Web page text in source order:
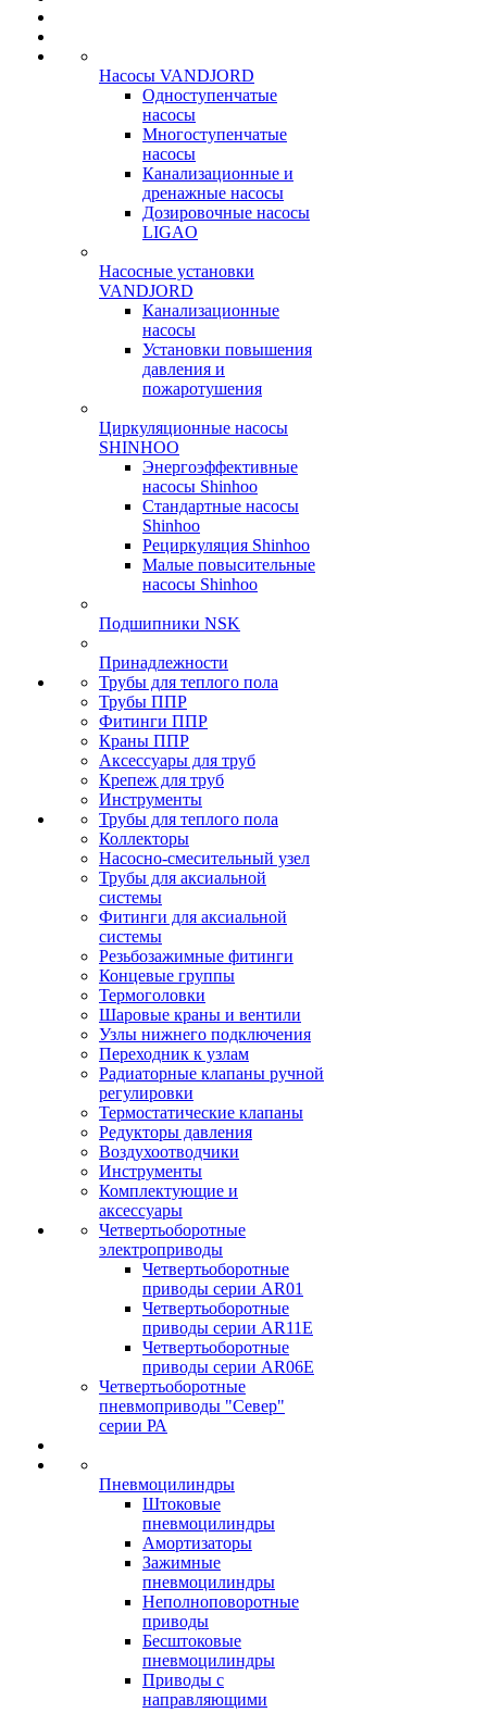
Насосы VANDJORD
Одноступенчатые
насосы
Многоступенчатые
насосы
Канализационные и
дренажные насосы
Дозировочные насосы
LIGAO
Насосные установки
VANDJORD
Канализационные
насосы
Установки повышения
давления и
пожаротушения
Циркуляционные насосы
SHINHOO
Энергоэффективные
насосы Shinhoo
Стандартные насосы
Shinhoo
Рециркуляция Shinhoo
Малые повысительные
насосы Shinhoo
Подшипники NSK
Принадлежности
Трубы для теплого пола
Трубы ППР
Фитинги ППР
Краны ППР
Аксессуары для труб
Крепеж для труб
Инструменты
Трубы для теплого пола
Коллекторы
Насосно-смесительный узел
Трубы для аксиальной
системы
Фитинги для аксиальной
системы
Резьбозажимные фитинги
Концевые группы
Термоголовки
Шаровые краны и вентили
Узлы нижнего подключения
Переходник к узлам
Радиаторные клапаны ручной
регулировки
Термостатические клапаны
Редукторы давления
Воздухоотводчики
Инструменты
Комплектующие и
аксессуары
Четвертьоборотные
электроприводы
Четвертьоборотные
приводы серии AR01
Четвертьоборотные
приводы серии AR11E
Четвертьоборотные
приводы серии AR06E
Четвертьоборотные
пневмоприводы "Север"
серии РА
Пневмоцилиндры
Штоковые
пневмоцилиндры
Амортизаторы
Зажимные
пневмоцилиндры
Неполноповоротные
приводы
Бесштоковые
пневмоцилиндры
Приводы с
направляющими